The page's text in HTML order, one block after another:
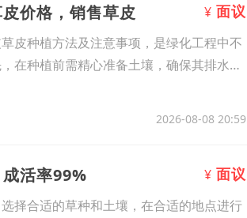
价格，销售草皮 ¥ 面议
种植方法及注意事项，是绿化工程中不
在种植前需精心准备土壤，确保其排水性
2026-08-08 20:59
活率99% ¥ 面议
择合适的草种和土壤，在合适的地点进行